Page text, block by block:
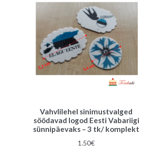
Vahvlilehel sinimustvalged
söödavad logod Eesti Vabariigi
sünnipäevaks – 3 tk/ komplekt
1.50€